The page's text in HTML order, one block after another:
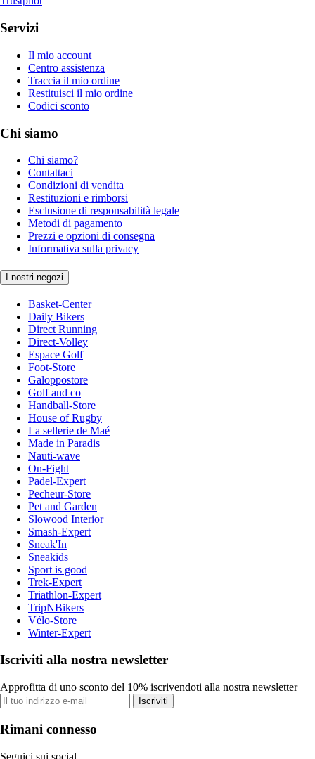
Servizi
Il mio account
Centro assistenza
Traccia il mio ordine
Restituisci il mio ordine
Codici sconto
Chi siamo
Chi siamo?
Contattaci
Condizioni di vendita
Restituzioni e rimborsi
Esclusione di responsabilità legale
Metodi di pagamento
Prezzi e opzioni di consegna
Informativa sulla privacy
I nostri negozi
Basket-Center
Daily Bikers
Direct Running
Direct-Volley
Espace Golf
Foot-Store
Galoppostore
Golf and co
Handball-Store
House of Rugby
La sellerie de Maé
Made in Paradis
Nauti-wave
On-Fight
Padel-Expert
Pecheur-Store
Pet and Garden
Slowood Interior
Smash-Expert
Sneak'In
Sneakids
Sport is good
Trek-Expert
Triathlon-Expert
TripNBikers
Vélo-Store
Winter-Expert
Iscriviti alla nostra newsletter
Approfitta di uno sconto del 10% iscrivendoti alla nostra newsletter
Iscriviti
Rimani connesso
Seguici sui social